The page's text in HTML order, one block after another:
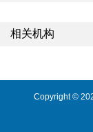
相关机构
Copyright ©